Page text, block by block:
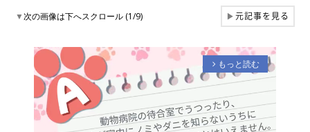
▼次の画像は下へスクロール (1/9) ▶元記事を見る
arrow_forward_ios もっと読む